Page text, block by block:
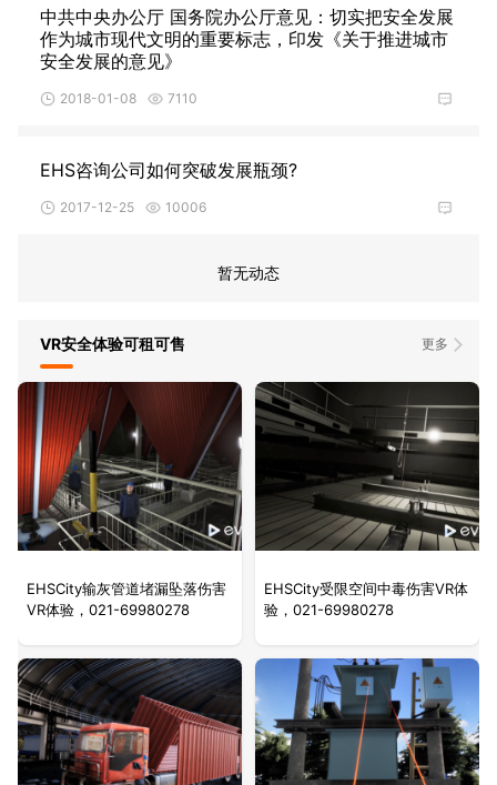
中共中央办公厅 国务院办公厅意见：切实把安全发展
作为城市现代文明的重要标志，印发《关于推进城市
安全发展的意见》
2018-01-08 7110
EHS咨询公司如何突破发展瓶颈?
2017-12-25 10006
暂无动态
更多
VR安全体验可租可售
EHSCity输灰管道堵漏坠落伤害
VR体验，021-69980278
EHSCity受限空间中毒伤害VR体
验，021-69980278